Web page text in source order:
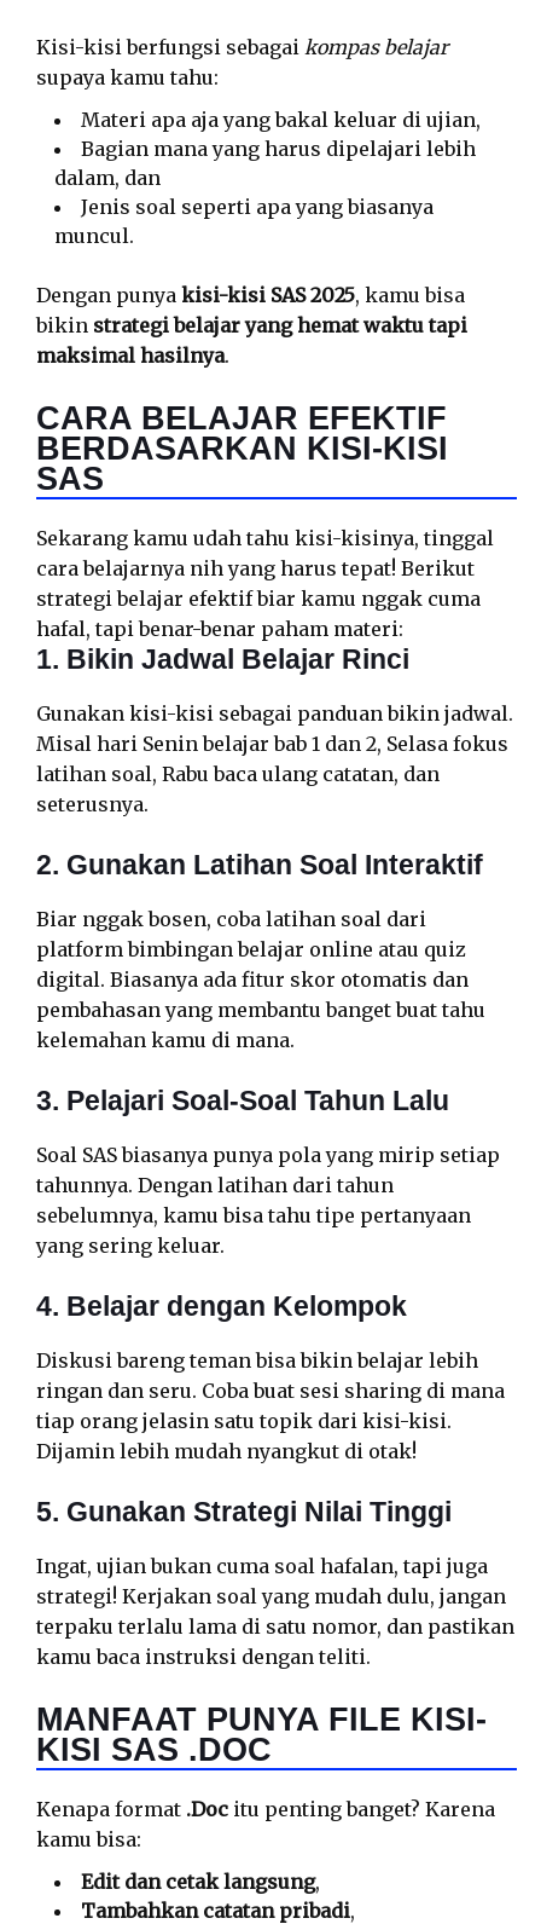
Kisi-kisi berfungsi sebagai kompas belajar
supaya kamu tahu:
Materi apa aja yang bakal keluar di ujian,
Bagian mana yang harus dipelajari lebih
dalam, dan
Jenis soal seperti apa yang biasanya
muncul.
Dengan punya kisi-kisi SAS 2025, kamu bisa
bikin strategi belajar yang hemat waktu tapi
maksimal hasilnya.
CARA BELAJAR EFEKTIF
BERDASARKAN KISI-KISI
SAS
Sekarang kamu udah tahu kisi-kisinya, tinggal
cara belajarnya nih yang harus tepat! Berikut
strategi belajar efektif biar kamu nggak cuma
hafal, tapi benar-benar paham materi:
1. Bikin Jadwal Belajar Rinci
Gunakan kisi-kisi sebagai panduan bikin jadwal.
Misal hari Senin belajar bab 1 dan 2, Selasa fokus
latihan soal, Rabu baca ulang catatan, dan
seterusnya.
2. Gunakan Latihan Soal Interaktif
Biar nggak bosen, coba latihan soal dari
platform bimbingan belajar online atau quiz
digital. Biasanya ada fitur skor otomatis dan
pembahasan yang membantu banget buat tahu
kelemahan kamu di mana.
3. Pelajari Soal-Soal Tahun Lalu
Soal SAS biasanya punya pola yang mirip setiap
tahunnya. Dengan latihan dari tahun
sebelumnya, kamu bisa tahu tipe pertanyaan
yang sering keluar.
4. Belajar dengan Kelompok
Diskusi bareng teman bisa bikin belajar lebih
ringan dan seru. Coba buat sesi sharing di mana
tiap orang jelasin satu topik dari kisi-kisi.
Dijamin lebih mudah nyangkut di otak!
5. Gunakan Strategi Nilai Tinggi
Ingat, ujian bukan cuma soal hafalan, tapi juga
strategi! Kerjakan soal yang mudah dulu, jangan
terpaku terlalu lama di satu nomor, dan pastikan
kamu baca instruksi dengan teliti.
MANFAAT PUNYA FILE KISI-
KISI SAS .DOC
Kenapa format .Doc itu penting banget? Karena
kamu bisa:
Edit dan cetak langsung,
Tambahkan catatan pribadi,